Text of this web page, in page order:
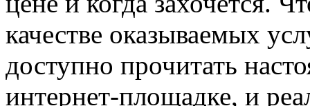
качестве оказываемых
доступно прочитать
интернет-площадке, и